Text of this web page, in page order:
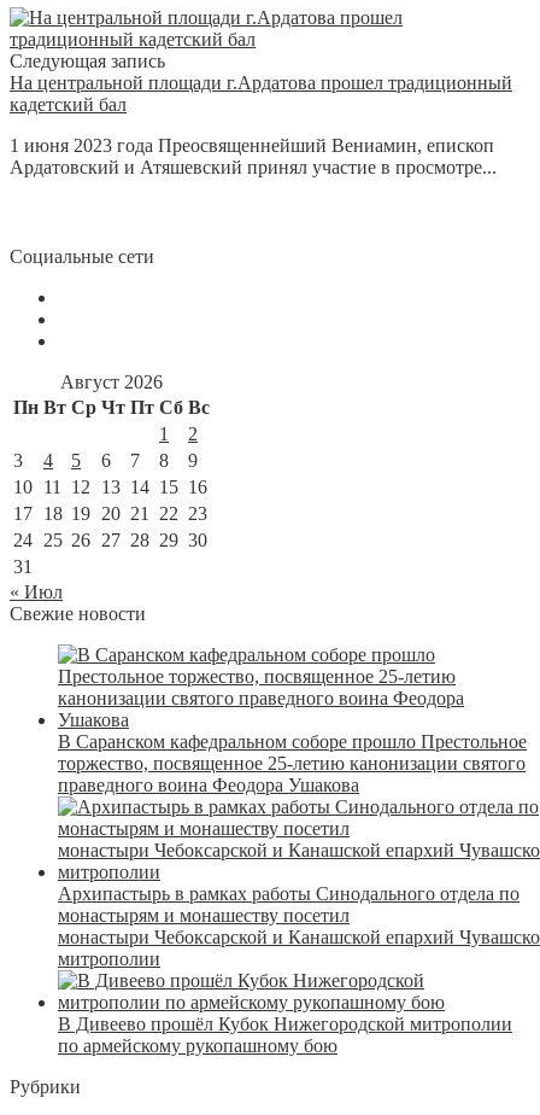
Следующая запись
На центральной площади г.Ардатова прошел традиционный
кадетский бал
1 июня 2023 года Преосвященнейший Вениамин, епископ
Ардатовский и Атяшевский принял участие в просмотре...
Социальные сети
Август 2026
Пн Вт Ср Чт Пт Сб Вс
1
2
3
4 5 6 7 8
9
10 11 12 13 14 15 16
17 18 19 20 21 22 23
24 25 26 27 28 29 30
31
« Июл
Свежие новости
В Саранском кафедральном соборе прошло Престольное
торжество, посвященное 25-летию канонизации святого
праведного воина Феодора Ушакова
Архипастырь в рамках работы Синодального отдела по
монастырям и монашеству посетил
монастыри Чебоксарской и Канашской епархий
митрополии
В Дивеево прошёл Кубок Нижегородской митрополии
по армейскому рукопашному бою
Рубрики